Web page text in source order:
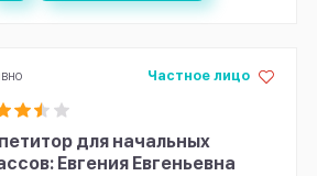
для начальных
Евгения Евгеньевна
Частное лицо